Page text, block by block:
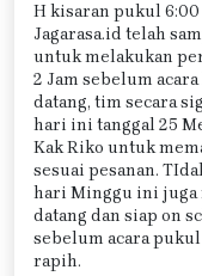
H kisaran pukul
Jagarasa.id telah
untuk melakukan
2 Jam sebelum
datang, tim secara
hari ini tanggal 25
Kak Riko untuk
sesuai pesanan.
hari Minggu ini juga
datang dan siap on
sebelum acara
rapih.